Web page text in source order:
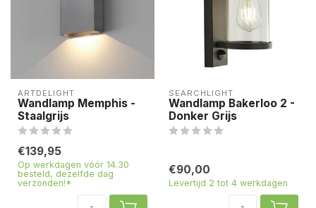
ARTDELIGHT
Wandlamp Memphis -
Staalgrijs
€139,95
Op werkdagen vóór 14.30
besteld, dezelfde dag
verzonden!*
SEARCHLIGHT
Wandlamp Bakerloo 2 -
Donker Grijs
€90,00
Levertijd 2 tot 4 werkdagen